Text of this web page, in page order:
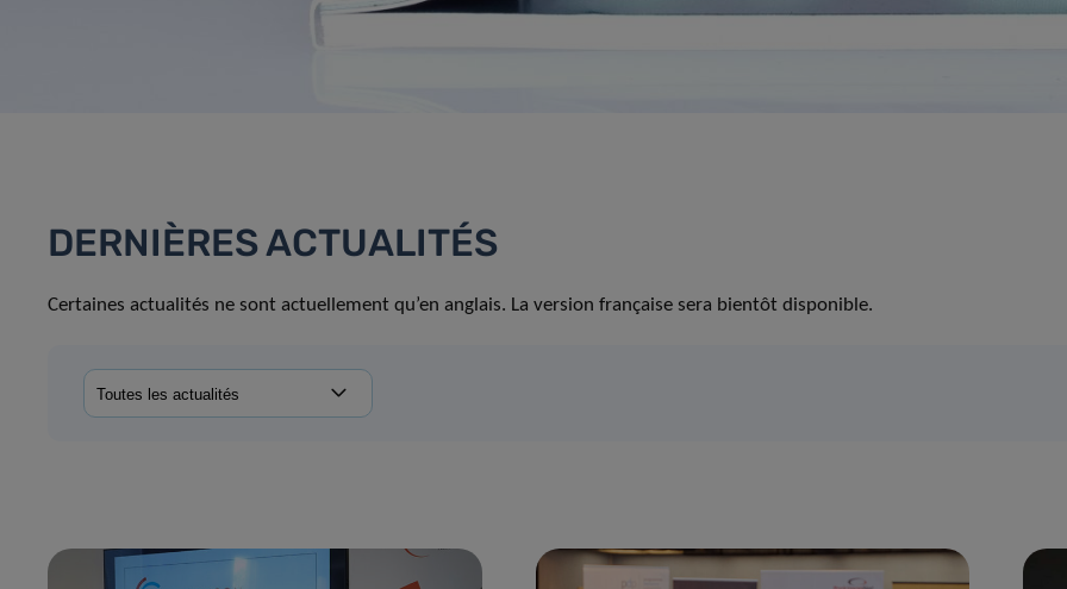
DERNIÈRES ACTUALITÉS
Certaines actualités ne sont actuellement qu’en anglais. La version française sera bientôt disponible.